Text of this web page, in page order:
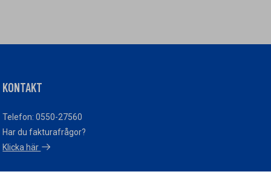
KONTAKT
Telefon: 0550-27560
Har du fakturafrågor?
Klicka här